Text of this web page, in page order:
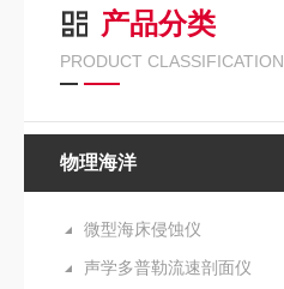
产品分类
PRODUCT CLASSIFICATION
物理海洋
微型海床侵蚀仪
声学多普勒流速剖面仪